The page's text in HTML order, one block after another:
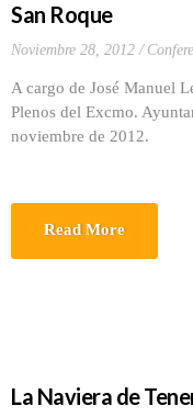
San Roque
Noviembre 28, 2012
A cargo de José Manuel
Plenos del Excmo.
noviembre de 2012.
Read More
La Naviera de